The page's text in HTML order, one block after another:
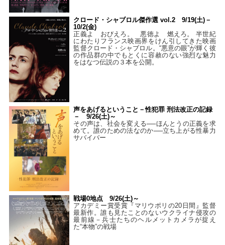
クロード・シャブロル傑作選 vol.2 9/19(土)－
10/2(金)
正義よ おびえろ。 悪徳よ 燃えろ。 半世紀
にわたりフランス映画界をけん引してきた映画
監督クロード・シャブロル。“悪意の眼”が輝く彼
の作品群の中でもとくに容赦のない強烈な魅力
をはなつ伝説の３本を公開。
声をあげるということ－性犯罪 刑法改正の記録
－ 9/26(土)～
その声は、社会を変える──ほんとうの正義を求
めて。誰のための法なのか──立ち上がる性暴力
サバイバー
戦場0地点 9/26(土)～
アカデミー賞受賞『マリウポリの20日間』監督
最新作。誰も見たことのないウクライナ侵攻の
最前線－兵士たちのヘルメットカメラが捉え
た“本物”の戦場